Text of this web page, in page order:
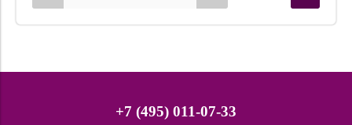
+7 (495) 011-07-33